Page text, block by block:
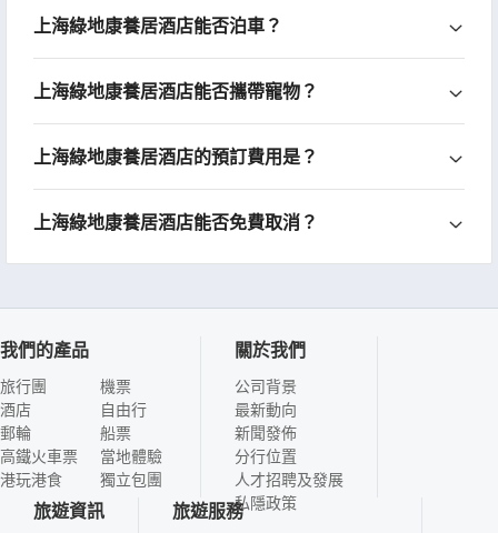
上海綠地康養居酒店能否泊車？
上海綠地康養居酒店能否攜帶寵物？
上海綠地康養居酒店的預訂費用是？
上海綠地康養居酒店能否免費取消？
我們的產品
旅行團
酒店
郵輪
高鐵火車票
港玩港食
機票
自由行
船票
當地體驗
獨立包團
關於我們
公司背景
最新動向
新聞發佈
分行位置
人才招聘及發展
私隱政策
旅遊資訊 旅遊服務